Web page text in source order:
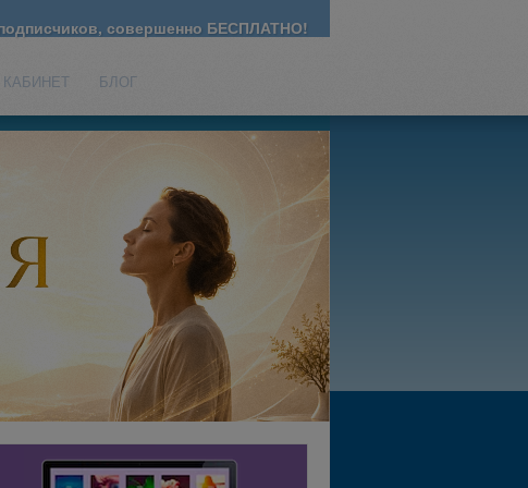
БЛОГ
совершенно БЕСПЛАТНО!